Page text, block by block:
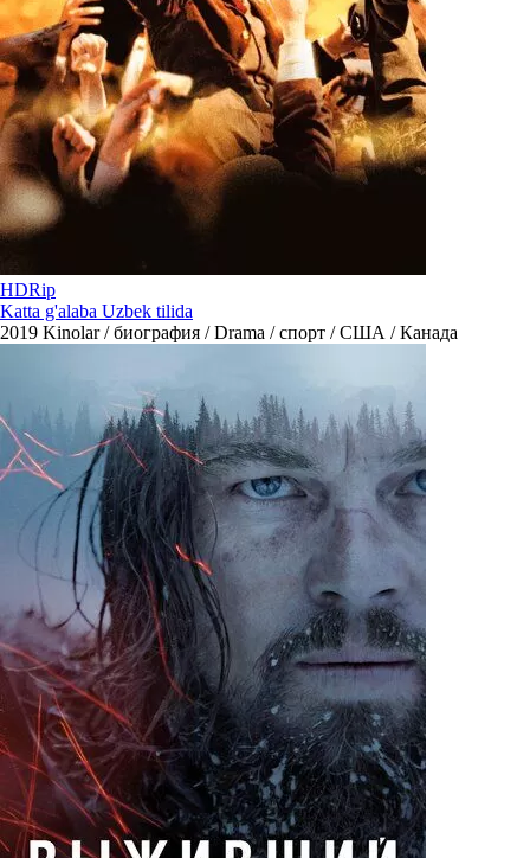
HDRip
Katta g'alaba Uzbek tilida
2019 Kinolar / биография / Drama / спорт / США / Канада